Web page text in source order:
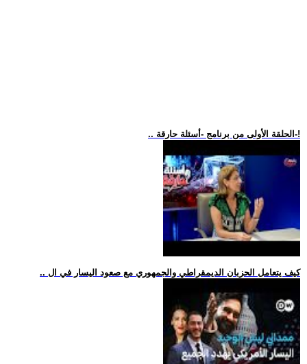
.. الحلقة الأولى من برنامج -أسئلة حارقة-!
.. كيف يتعامل الحزبان الديمقراطي والجمهوري مع صعود اليسار في ال